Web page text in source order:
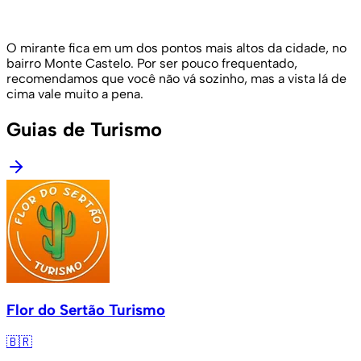
O mirante fica em um dos pontos mais altos da cidade, no
bairro Monte Castelo. Por ser pouco frequentado,
recomendamos que você não vá sozinho, mas a vista lá de
cima vale muito a pena.
Guias de Turismo
Flor do Sertão Turismo
🇧🇷